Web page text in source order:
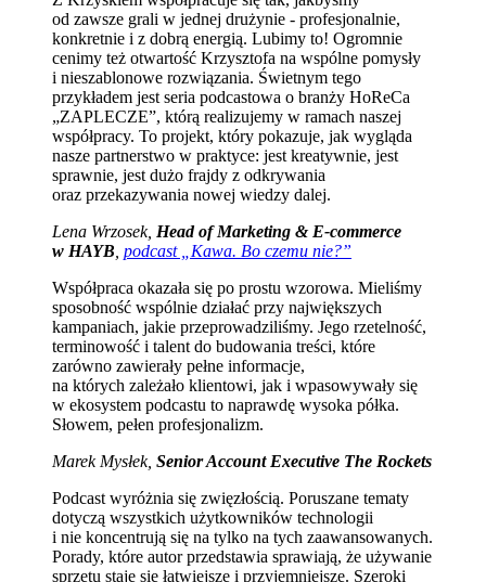
od zawsze grali w jednej drużynie - profesjonalnie,
konkretnie i z dobrą energią. Lubimy to! Ogromnie
cenimy też otwartość Krzysztofa na wspólne pomysły
i nieszablonowe rozwiązania. Świetnym tego
przykładem jest seria podcastowa o branży HoReCa
„ZAPLECZE”, którą realizujemy w ramach naszej
współpracy. To projekt, który pokazuje, jak wygląda
nasze partnerstwo w praktyce: jest kreatywnie, jest
sprawnie, jest dużo frajdy z odkrywania
oraz przekazywania nowej wiedzy dalej.
Lena Wrzosek, Head of Marketing & E-commerce
w HAYB podcast „Kawa. Bo czemu nie?”
Współpraca okazała się po prostu wzorowa. Mieliśmy
sposobność wspólnie działać przy największych
kampaniach, jakie przeprowadziliśmy. Jego rzetelność,
terminowość i talent do budowania treści, które
zarówno zawierały pełne informacje,
na których zależało klientowi, jak i wpasowywały się
w ekosystem podcastu to naprawdę wysoka półka.
Słowem, pełen profesjonalizm.
Marek Mysłek, Senior Account Executive The Rockets
Podcast wyróżnia się zwięzłością. Poruszane tematy
dotyczą wszystkich użytkowników technologii
i nie koncentrują się na tylko na tych zaawansowanych.
Porady, które autor przedstawia sprawiają, że używanie
sprzętu staje się łatwiejsze i przyjemniejsze. Szeroki